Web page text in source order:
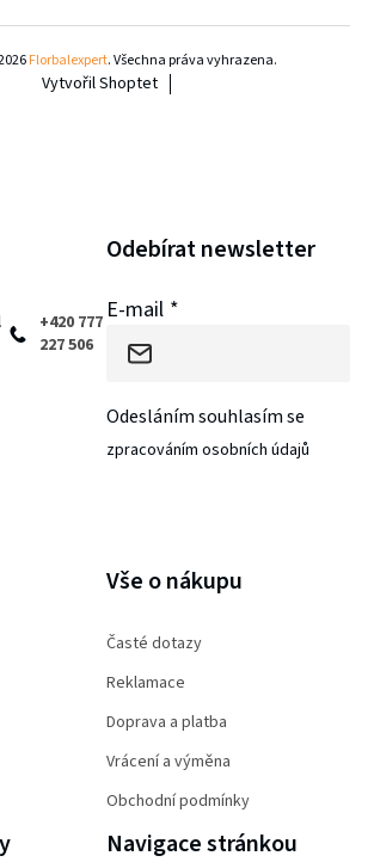
+420 777
227 506
Odebírat newsletter
E-mail
Odesláním souhlasím se
zpracováním osobních údajů
Vše o nákupu
Časté dotazy
Reklamace
Doprava a platba
Vrácení a výměna
Obchodní podmínky
Navigace stránkou
Vytvořil Shoptet
Florbalexpert. Všechna práva vyhrazena.